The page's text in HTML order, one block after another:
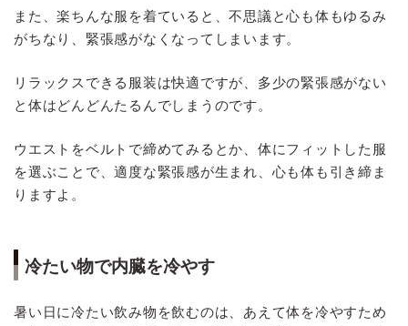
また、楽ちんな服を着ていると、不思議と心も体もゆるみ
がちなり、緊張感がなくなってしまいます。
リラックスできる服装は快適ですが、多少の緊張感がない
と体はどんどんたるんでしまうのです。
ウエストをベルトで締めてみるとか、体にフィットした服
を選ぶことで、適度な緊張感が生まれ、心も体も引き締ま
りますよ。
冷たい物で内臓を冷やす
暑い日に冷たい飲み物を飲むのは、あえて体を冷やすため